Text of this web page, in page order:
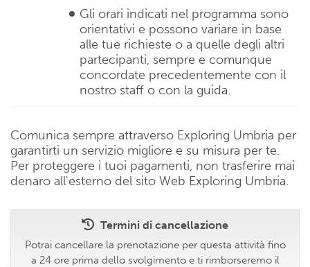
Gli orari indicati nel programma sono
orientativi e possono variare in base
alle tue richieste o a quelle degli altri
partecipanti, sempre e comunque
concordate precedentemente con il
nostro staff o con la guida.
Comunica sempre attraverso Exploring Umbria per
garantirti un servizio migliore e su misura per te.
Per proteggere i tuoi pagamenti, non trasferire mai
denaro all'esterno del sito Web Exploring Umbria.
Termini di cancellazione
Potrai cancellare la prenotazione per questa attività fino
a 24 ore prima dello svolgimento e ti rimborseremo il